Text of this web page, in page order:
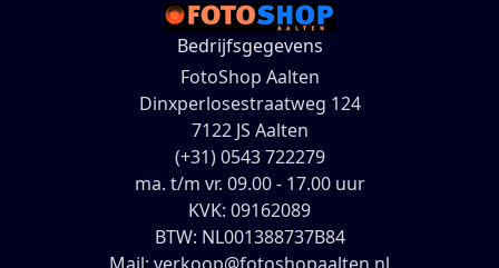
Bedrijfsgegevens
FotoShop Aalten
Dinxperlosestraatweg 124
7122 JS Aalten
(+31) 0543 722279
ma. t/m vr. 09.00 - 17.00 uur
KVK: 09162089
BTW: NL001388737B84